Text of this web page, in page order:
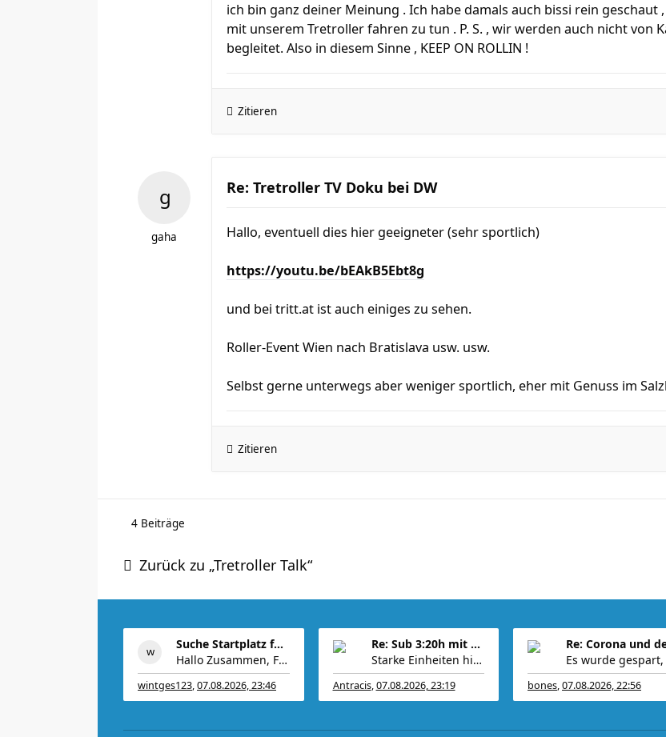
ich bin ganz deiner Meinung . Ich habe damals auch bissi rein
mit unserem Tretroller fahren zu tun . P. S. , wir werden auch nicht von
begleitet. Also in diesem Sinne , KEEP ON ROLLIN !
Zitieren
gaha
Re: Tretroller TV Doku bei DW
Hallo, eventuell dies hier geeigneter (sehr sportlich)
https://youtu.be/bEAkB5Ebt8g
und bei tritt.at ist auch einiges zu sehen.
Roller-Event Wien nach Bratislava usw. usw.
Selbst gerne unterwegs aber weniger sportlich, eher mit Genuss im
Zitieren
4 Beiträge
Zurück zu „Tretroller Talk“
Suche Startplatz für Halbmarathon in München am 11
Hallo Zusammen, Falls jemand aus irgendwelchen Gr
wintges123,07.08.2026, 23:46
Re: Sub 3:20h mit 3-4 mal Training die Woche machb
Starke Einheiten hier.
Bei mir gabs ein
Antracis,07.08.2026, 23:19 bones,07.08.2026, 22:56